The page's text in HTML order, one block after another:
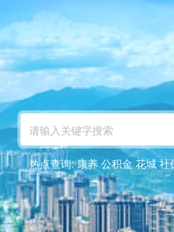
热点查询:康养 公积金 花城 社